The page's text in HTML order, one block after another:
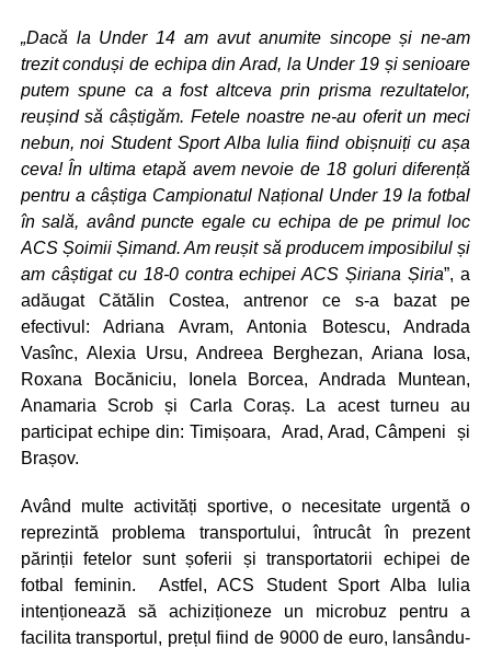
„Dacă la Under 14 am avut anumite sincope și ne-am
trezit conduși de echipa din Arad, la Under 19 și senioare
putem spune ca a fost altceva prin prisma rezultatelor,
reușind să câștigăm. Fetele noastre ne-au oferit un meci
nebun, noi Student Sport Alba Iulia fiind obișnuiți cu așa
ceva! În ultima etapă avem nevoie de 18 goluri diferență
pentru a câștiga Campionatul Național Under 19 la fotbal
în sală, având puncte egale cu echipa de pe primul loc
ACS Șoimii Șimand. Am reușit să producem imposibilul și
am câștigat cu 18-0 contra echipei ACS Șiriana Șiria”, a
adăugat Cătălin Costea, antrenor ce s-a bazat pe
efectivul: Adriana Avram, Antonia Botescu, Andrada
Vasînc, Alexia Ursu, Andreea Berghezan, Ariana Iosa,
Roxana Bocăniciu, Ionela Borcea, Andrada Muntean,
Anamaria Scrob și Carla Coraș. La acest turneu au
participat echipe din: Timișoara, Arad, Arad, Câmpeni și
Brașov.
Având multe activități sportive, o necesitate urgentă o
reprezintă problema transportului, întrucât în prezent
părinții fetelor sunt șoferii și transportatorii echipei de
fotbal feminin. Astfel, ACS Student Sport Alba Iulia
intenționează să achiziționeze un microbuz pentru a
facilita transportul, prețul fiind de 9000 de euro, lansându-